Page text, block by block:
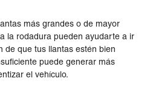
más grandes o de mayor
la rodadura pueden ayudarte a ir
de que tus llantas estén bien
puede generar más
el vehículo.